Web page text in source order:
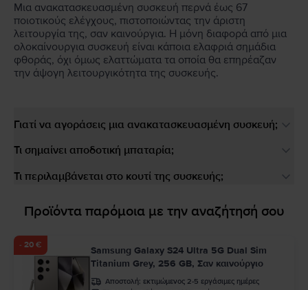
Μια ανακατασκευασμένη συσκευή περνά έως 67
ποιοτικούς ελέγχους, πιστοποιώντας την άριστη
λειτουργία της, σαν καινούργια. Η μόνη διαφορά από μια
ολοκαίνουργια συσκευή είναι κάποια ελαφριά σημάδια
φθοράς, όχι όμως ελαττώματα τα οποία θα επηρέαζαν
την άψογη λειτουργικότητα της συσκευής.
Γιατί να αγοράσεις μια ανακατασκευασμένη συσκευή;
Τι σημαίνει αποδοτική μπαταρία;
Τι περιλαμβάνεται στο κουτί της συσκευής;
Προϊόντα παρόμοια με την αναζήτησή σου
- 20 €
Samsung Galaxy S24 Ultra 5G Dual Sim
Titanium Grey, 256 GB, Σαν καινούργιο
Αποστολή: εκτιμώμενος 2-5 εργάσιμες ημέρες